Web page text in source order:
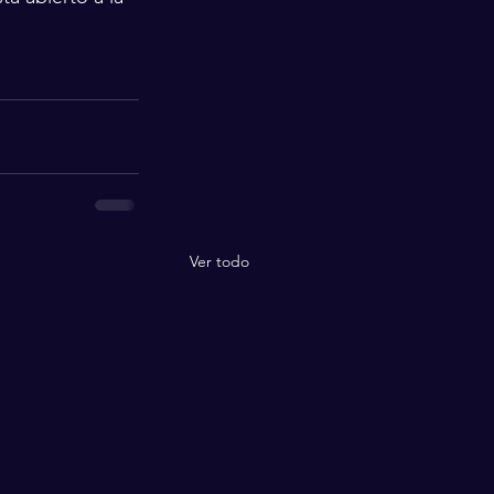
Ver todo